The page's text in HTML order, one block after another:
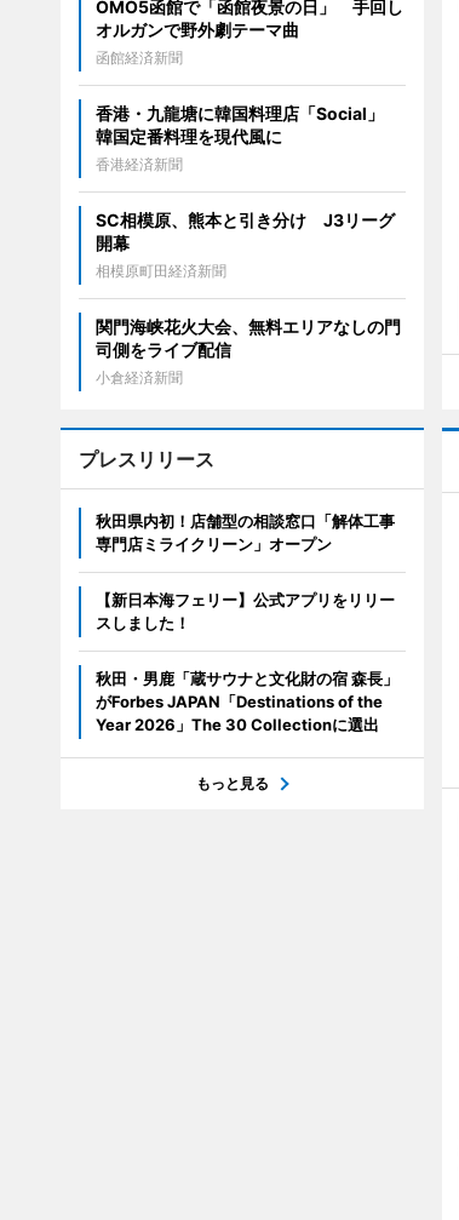
OMO5函館で「函館夜景の日」 手回し
オルガンで野外劇テーマ曲
函館経済新聞
香港・九龍塘に韓国料理店「Social」
韓国定番料理を現代風に
香港経済新聞
SC相模原、熊本と引き分け J3リーグ
開幕
相模原町田経済新聞
関門海峡花火大会、無料エリアなしの門
司側をライブ配信
小倉経済新聞
プレスリリース
秋田県内初！店舗型の相談窓口「解体工事
専門店ミライクリーン」オープン
【新日本海フェリー】公式アプリをリリー
スしました！
秋田・男鹿「蔵サウナと文化財の宿 森長」
がForbes JAPAN「Destinations of the
Year 2026」The 30 Collectionに選出
もっと見る